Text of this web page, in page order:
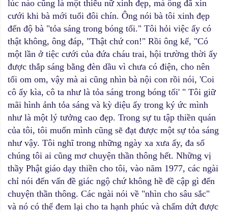
lúc nào cũng là một thiếu nữ xinh đẹp, mà ông đã xin
cưới khi bà mới tuổi đôi chín. Ông nói bà tôi xinh đẹp
đến độ bà "tỏa sáng trong bóng tối." Tôi hỏi việc ấy có
thật không, ông đáp, "Thật chứ con!" Rồi ông kể, "Có
một lần ở tiệc cưới của đứa cháu trai, hội trường thời ấy
được thắp sáng bằng đèn dầu vì chưa có điện, cho nên
tối om om, vậy mà ai cũng nhìn bà nội con rồi nói, 'Coi
cô ấy kìa, cô ta như là tỏa sáng trong bóng tối' " Tôi giữ
mãi hình ảnh tỏa sáng và kỳ diệu ấy trong ký ức mình
như là một lý tưởng cao đẹp. Trong sự tu tập thiền quán
của tôi, tôi muốn mình cũng sẽ đạt được một sự tỏa sáng
như vậy. Tôi nghĩ trong những ngày xa xưa ấy, đa số
chúng tôi ai cũng mơ chuyện thần thông hết. Những vị
thầy Phật giáo dạy thiền cho tôi, vào năm 1977, các ngài
chỉ nói đến vấn đề giác ngộ chứ không hề đề cập gì đến
chuyện thần thông. Các ngài nói về "nhìn cho sâu sắc"
và nó có thể đem lại cho ta hạnh phúc và chấm dứt được